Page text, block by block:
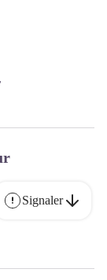
Signaler